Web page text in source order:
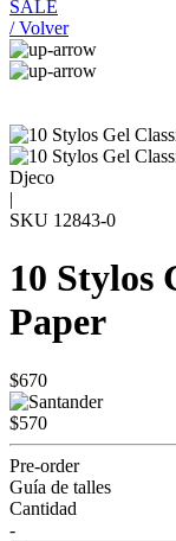
SALE
/ Volver
Djeco
|
SKU 12843-0
10 Stylos
Paper
$670
$570
Pre-order
Guía de talles
Cantidad
-